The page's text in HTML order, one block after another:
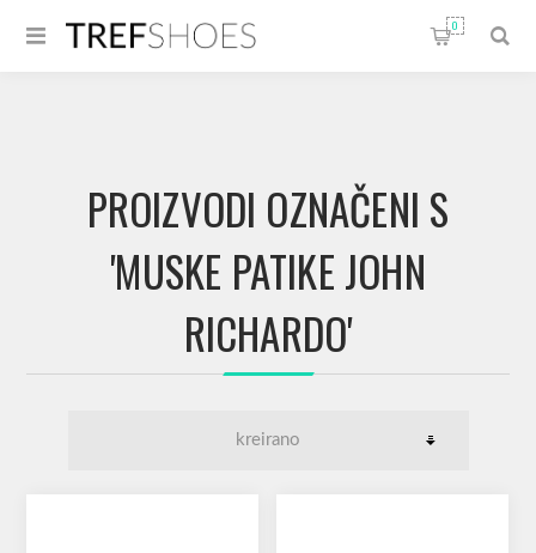
0
PROIZVODI OZNAČENI S
'MUSKE PATIKE JOHN
RICHARDO'